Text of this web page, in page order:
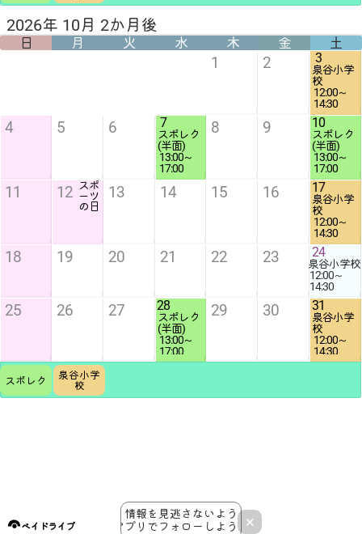
×
情報を見逃さないよう
アプリでフォローしよう！
ベイドライブ
1 2 3
泉谷小学
12:00
14:30
4 5 6 7
スポレク
(半面)
13:00
17:00
8 9 10
スポレク
13:00
17:00
11 12
スポ
ーツ
の日
13 14 15 16 17
泉谷小学
12:00
14:30
18 19 20 21 22 23 24
12:00
14:30
25 26 27 28
スポレク
(半面)
13:00
17:00
29 30 31
泉谷小学
12:00
14:30
スポレク
泉谷小学
校
2026年 10月 2か月後
日 月 火 水 木 金 土